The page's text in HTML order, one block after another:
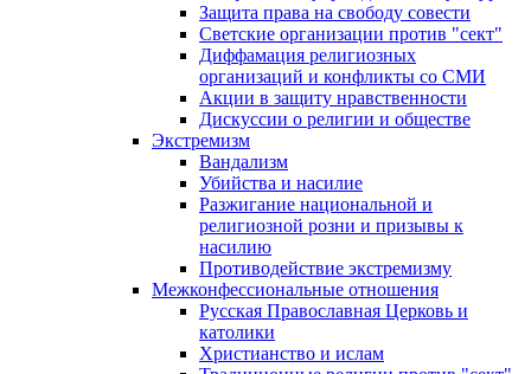
Защита права на свободу совести
Светские организации против "сект"
Диффамация религиозных
организаций и конфликты со СМИ
Акции в защиту нравственности
Дискуссии о религии и обществе
Экстремизм
Вандализм
Убийства и насилие
Разжигание национальной и
религиозной розни и призывы к
насилию
Противодействие экстремизму
Межконфессиональные отношения
Русская Православная Церковь и
католики
Христианство и ислам